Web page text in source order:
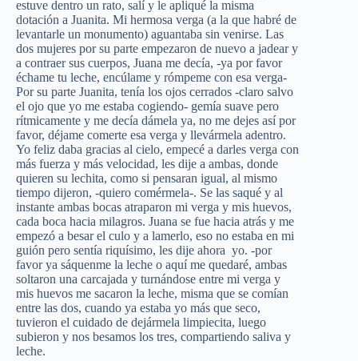
estuve dentro un rato, salí y le apliqué la misma
dotación a Juanita. Mi hermosa verga (a la que habré de
levantarle un monumento) aguantaba sin venirse. Las
dos mujeres por su parte empezaron de nuevo a jadear y
a contraer sus cuerpos, Juana me decía, -ya por favor
échame tu leche, encúlame y rómpeme con esa verga-
Por su parte Juanita, tenía los ojos cerrados -claro salvo
el ojo que yo me estaba cogiendo- gemía suave pero
rítmicamente y me decía dámela ya, no me dejes así por
favor, déjame comerte esa verga y llevármela adentro.
Yo feliz daba gracias al cielo, empecé a darles verga con
más fuerza y más velocidad, les dije a ambas, donde
quieren su lechita, como si pensaran igual, al mismo
tiempo dijeron, -quiero comérmela-. Se las saqué y al
instante ambas bocas atraparon mi verga y mis huevos,
cada boca hacia milagros. Juana se fue hacia atrás y me
empezó a besar el culo y a lamerlo, eso no estaba en mi
guión pero sentía riquísimo, les dije ahora yo. -por
favor ya sáquenme la leche o aquí me quedaré, ambas
soltaron una carcajada y turnándose entre mi verga y
mis huevos me sacaron la leche, misma que se comían
entre las dos, cuando ya estaba yo más que seco,
tuvieron el cuidado de dejármela limpiecita, luego
subieron y nos besamos los tres, compartiendo saliva y
leche.